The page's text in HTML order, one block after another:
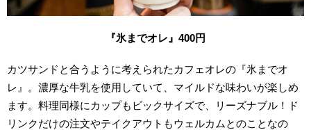
『氷までオレ』400円
カツサンドと合うように考えられたカフェオレの『氷までオ
レ』。濃厚な牛乳を使用していて、マイルドな味わいが楽しめ
ます。料理同様にカップもビックサイズで、リーズナブル！ド
リンクだけの注文やテイクアウトもウェルカムとのことなの